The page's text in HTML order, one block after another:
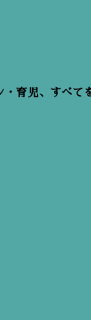
育児、すべて